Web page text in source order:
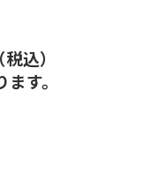
込）
す。